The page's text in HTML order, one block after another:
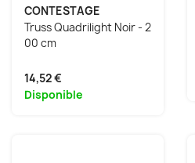
CONTESTAGE
Truss Quadrilight Noir - 2
00 cm
14,52 €
Disponible